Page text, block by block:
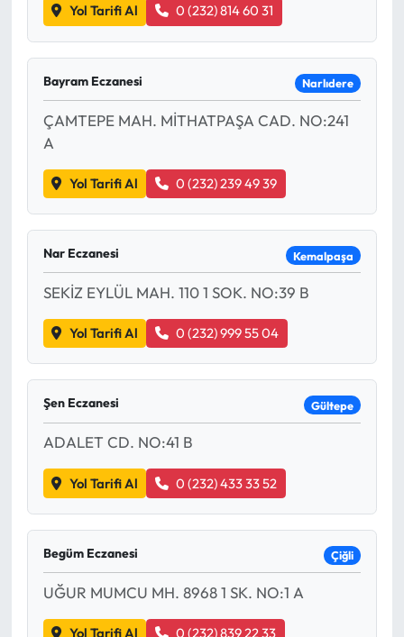
Yol Tarifi Al 0 (232) 814 60 31
Bayram Eczanesi Narlıdere
ÇAMTEPE MAH. MİTHATPAŞA CAD. NO:241
A
Yol Tarifi Al 0 (232) 239 49 39
Nar Eczanesi Kemalpaşa
SEKİZ EYLÜL MAH. 110 1 SOK. NO:39 B
Yol Tarifi Al 0 (232) 999 55 04
Şen Eczanesi Gültepe
ADALET CD. NO:41 B
Yol Tarifi Al 0 (232) 433 33 52
Begüm Eczanesi Çiğli
UĞUR MUMCU MH. 8968 1 SK. NO:1 A
Yol Tarifi Al 0 (232) 839 22 33